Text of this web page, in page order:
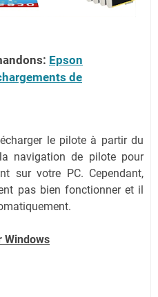
Epson
de
le pilote à partir du
navigation de pilote pour
sur votre PC. Cependant,
pas bien fonctionner et il
Windows